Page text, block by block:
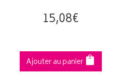
15,08€
Ajouter au panier